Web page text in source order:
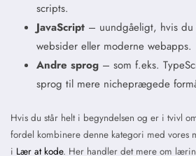
scripts.
JavaScript– uundgåeligt, hvis du
websider eller moderne webapps.
Andre sprog– som f.eks.
sprog til mere nicheprægede
Hvis du står helt i begyndelsen og er i tvivl
fordel kombinere denne kategori med vores
i Lær at kode. Her handler det mere om